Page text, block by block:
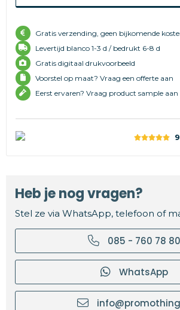
Gratis verzending, geen bijkomende
Levertijd blanco 1-3 d / bedrukt 6-8 d
Gratis digitaal drukvoorbeeld
Voorstel op maat? Vraag een offerte aan
Eerst ervaren? Vraag product sample aan
Heb je nog vragen?
Stel ze via WhatsApp, telefoon of
085 - 760 78 80
WhatsApp